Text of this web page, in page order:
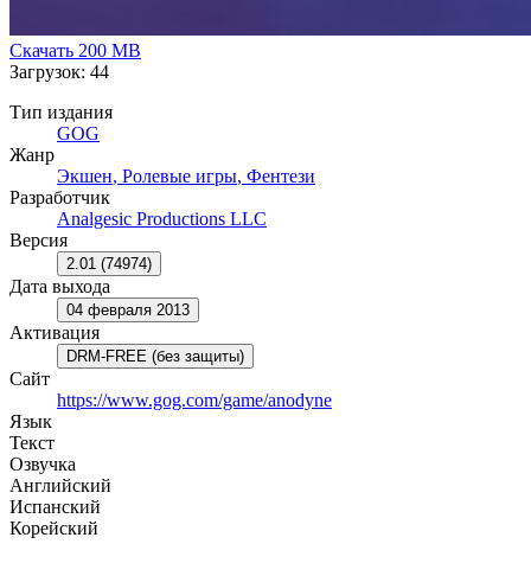
Скачать 200 MB
Загрузок: 44
Тип издания
GOG
Жанр
Экшен, Ролевые игры, Фентези
Разработчик
Analgesic Productions LLC
Версия
2.01 (74974)
Дата выхода
04 февраля 2013
Активация
DRM-FREE (без защиты)
Сайт
https://www.gog.com/game/anodyne
Язык
Текст
Озвучка
Английский
Испанский
Корейский